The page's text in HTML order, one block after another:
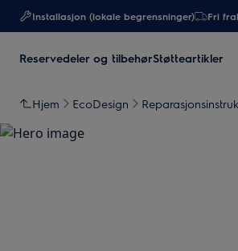
Installasjon (lokale begrensninger) Fri
Reservedeler og tilbehørStøtteartikler
Hjem EcoDesign